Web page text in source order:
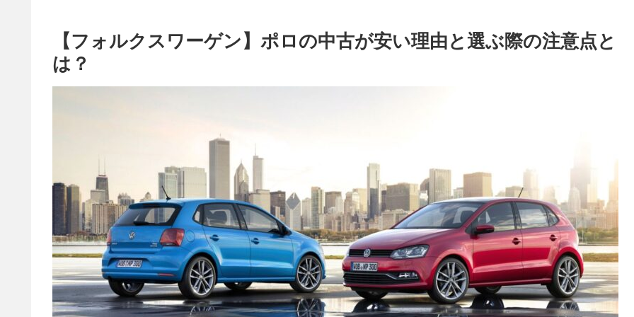
【フォルクスワーゲン】ポロの中古が安い理由と選ぶ際の注意点と
は？